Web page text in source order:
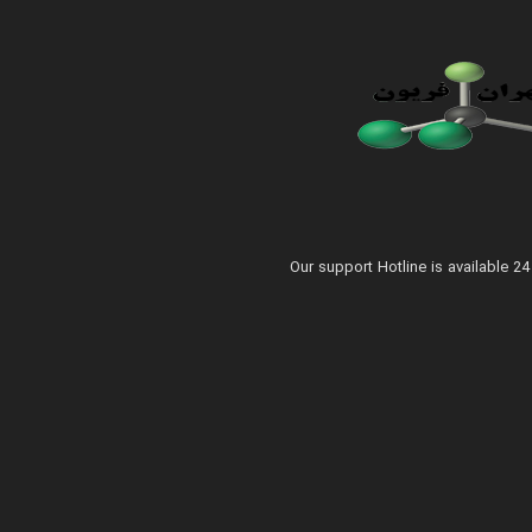
Our support Hotline is available